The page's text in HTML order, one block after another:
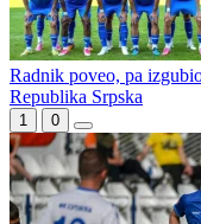
Vico Zeljković: Nova
iskorak za naš fudbal